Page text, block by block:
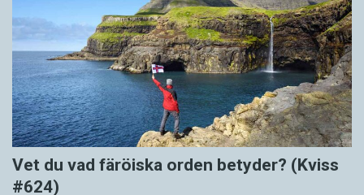
Vet du vad färöiska orden betyder? (Kviss
#624)